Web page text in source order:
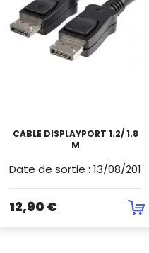
CABLE DISPLAYPORT 1.2/ 1.8
M
Date de sortie : 13/08/2019
12,90 €